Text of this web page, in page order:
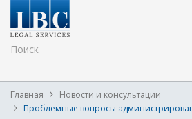
Главная
Новости и консультации
Проблемные вопросы